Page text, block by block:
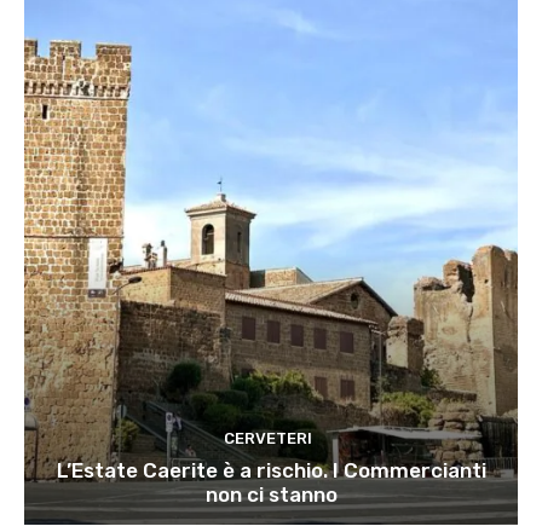
CERVETERI
L’Estate Caerite è a rischio. I Commercianti
non ci stanno